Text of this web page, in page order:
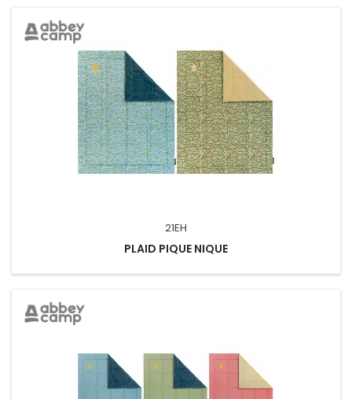
21EH
PLAID PIQUE NIQUE